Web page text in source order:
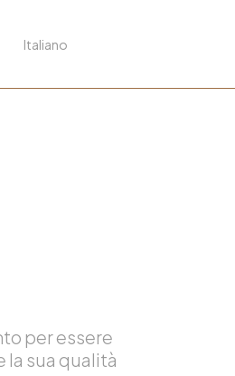
Italiano
per essere
sua qualità